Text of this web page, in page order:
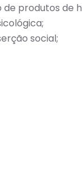
produtos de
social;